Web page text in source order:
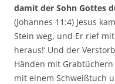
damit der Sohn Gottes
(Johannes 11:4) Jesus
Stein weg, und Er rief
heraus!‘ Und der
Händen mit
mit einem Schweißtuch